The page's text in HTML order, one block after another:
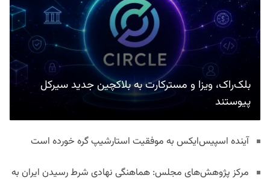
بلک‌راک، ویزا و مسترکارت به بلاکچین جدید سیرکل
پیوستند
آینده اسپیس‌ایکس به موفقیت استارشیپ گره خورده است
مرکز پژوهش‌های مجلس: هماهنگی نهادی شرط رسیدن ایران به